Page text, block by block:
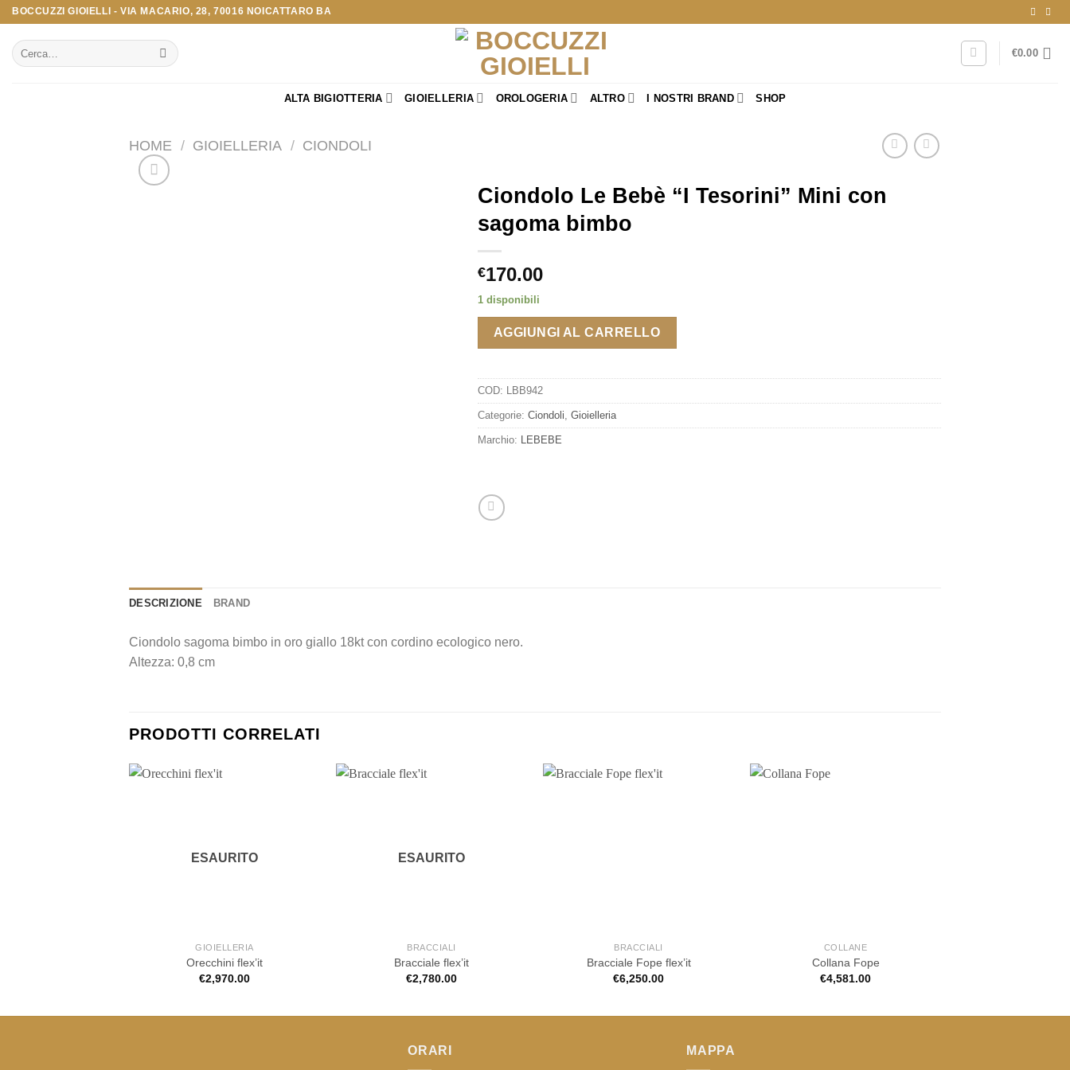
Salta
contenuti
BOCCUZZI GIOIELLI - VIA MACARIO, 28, 70016 NOICATTARO BA
Cerca:
€0.00
ALTA BIGIOTTERIA GIOIELLERIA OROLOGERIA ALTRO I NOSTRI BRAND SHOP
HOME / GIOIELLERIA / CIONDOLI
Ciondolo Le Bebè “I Tesorini” Mini con
sagoma bimbo
€170.00
1 disponibili
AGGIUNGI AL CARRELLO
COD: LBB942
Categorie: Ciondoli Gioielleria
Marchio: LEBEBE
DESCRIZIONE BRAND
Ciondolo sagoma bimbo in oro giallo 18kt con cordino ecologico nero.
Altezza: 0,8 cm
PRODOTTI CORRELATI
ESAURITO
GIOIELLERIA
Orecchini flex’it
€2,970.00
ESAURITO
BRACCIALI
Bracciale flex’it
€2,780.00
BRACCIALI
Bracciale Fope flex’it
€6,250.00
COLLANE
Collana Fope
€4,581.00
ORARI MAPPA